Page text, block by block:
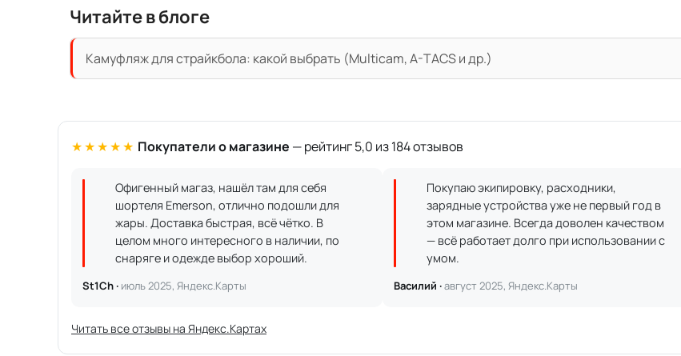
Читайте в блоге
Камуфляж для страйкбола: какой выбрать (Multicam, A-TACS и др.)
★★★★★ Покупатели о магазине — рейтинг 5,0 из 184 отзывов
Офигенный магаз, нашёл там для себя
шортеля Emerson, отлично подошли для
жары. Доставка быстрая, всё чётко. В
целом много интересного в наличии, по
снаряге и одежде выбор хороший.
St1Ch · июль 2025, Яндекс.Карты
Покупаю экипировку, расходники,
зарядные устройства уже не первый год в
этом магазине. Всегда доволен качеством
— всё работает долго при использовании с
умом.
Василий ·август 2025, Яндекс.Карты
Читать все отзывы на Яндекс.Картах